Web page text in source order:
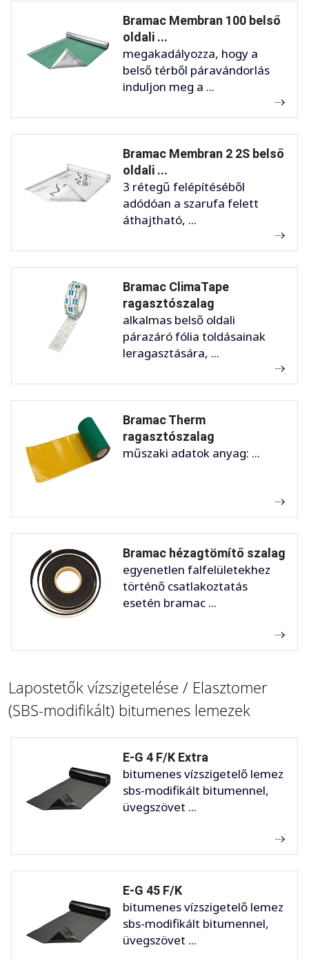
Bramac Membran 100 belső
oldali ...
megakadályozza, hogy a
belső térből páravándorlás
induljon meg a ...
Bramac Membran 2 2S belső
oldali ...
3 rétegű felépítéséből
adódóan a szarufa felett
áthajtható, ...
Bramac ClimaTape
ragasztószalag
alkalmas belső oldali
párazáró fólia toldásainak
leragasztására, ...
Bramac Therm
ragasztószalag
műszaki adatok anyag: ...
Bramac hézagtömítő szalag
egyenetlen falfelületekhez
történő csatlakoztatás
esetén bramac ...
Lapostetők vízszigetelése / Elasztomer
(SBS-modifikált) bitumenes lemezek
E-G 4 F/K Extra
bitumenes vízszigetelő lemez
sbs-modifikált bitumennel,
üvegszövet ...
E-G 45 F/K
bitumenes vízszigetelő lemez
sbs-modifikált bitumennel,
üvegszövet ...